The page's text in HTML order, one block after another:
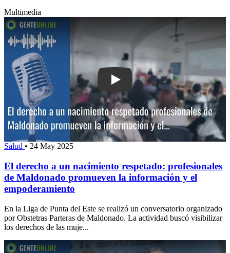
Multimedia
Play: El derecho a un nacimiento
Salud • 24 May 2025
El derecho a un nacimiento respetado: profesionales
de Maldonado promueven la información y el
empoderamiento
En la Liga de Punta del Este se realizó un conversatorio organizado
por Obstetras Parteras de Maldonado. La actividad buscó visibilizar
los derechos de las muje...